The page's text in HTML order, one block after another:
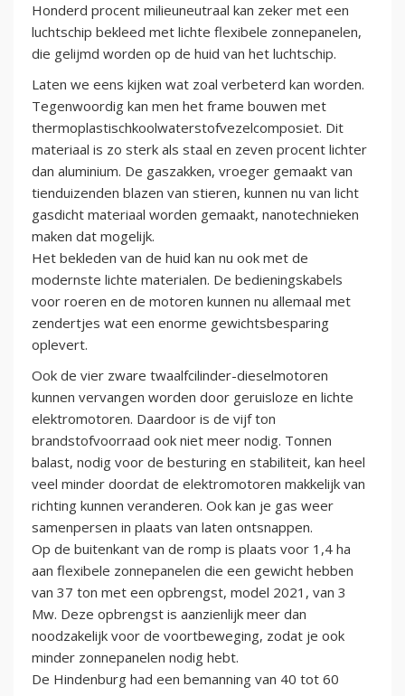
Honderd procent milieuneutraal kan zeker met een
luchtschip bekleed met lichte flexibele zonnepanelen,
die gelijmd worden op de huid van het luchtschip.
Laten we eens kijken wat zoal verbeterd kan worden.
Tegenwoordig kan men het frame bouwen met
thermoplastischkoolwaterstofvezelcomposiet. Dit
materiaal is zo sterk als staal en zeven procent lichter
dan aluminium. De gaszakken, vroeger gemaakt van
tienduizenden blazen van stieren, kunnen nu van licht
gasdicht materiaal worden gemaakt, nanotechnieken
maken dat mogelijk.
Het bekleden van de huid kan nu ook met de
modernste lichte materialen. De bedieningskabels
voor roeren en de motoren kunnen nu allemaal met
zendertjes wat een enorme gewichtsbesparing
oplevert.
Ook de vier zware twaalfcilinder-dieselmotoren
kunnen vervangen worden door geruisloze en lichte
elektromotoren. Daardoor is de vijf ton
brandstofvoorraad ook niet meer nodig. Tonnen
balast, nodig voor de besturing en stabiliteit, kan heel
veel minder doordat de elektromotoren makkelijk van
richting kunnen veranderen. Ook kan je gas weer
samenpersen in plaats van laten ontsnappen.
Op de buitenkant van de romp is plaats voor 1,4 ha
aan flexibele zonnepanelen die een gewicht hebben
van 37 ton met een opbrengst, model 2021, van 3
Mw. Deze opbrengst is aanzienlijk meer dan
noodzakelijk voor de voortbeweging, zodat je ook
minder zonnepanelen nodig hebt.
De Hindenburg had een bemanning van 40 tot 60